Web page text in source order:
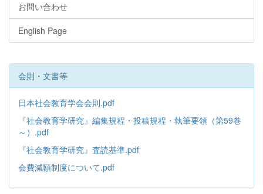
お問い合わせ
English Page
会則・文書等
日本社会教育学会会則.pdf
『社会教育学研究』編集規程・投稿規程・執筆要領（第59巻
～）.pdf
『社会教育学研究』査読基準.pdf
会費減額制度について.pdf